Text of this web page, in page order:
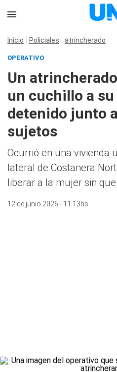
Inicio Policiales atrincherado
OPERATIVO
Un
un cuchillo a
detenido junto
sujetos
Ocurrió en una vivienda
lateral de Costanera
liberar a la mujer sin
12 de junio 2026 - 11:13hs